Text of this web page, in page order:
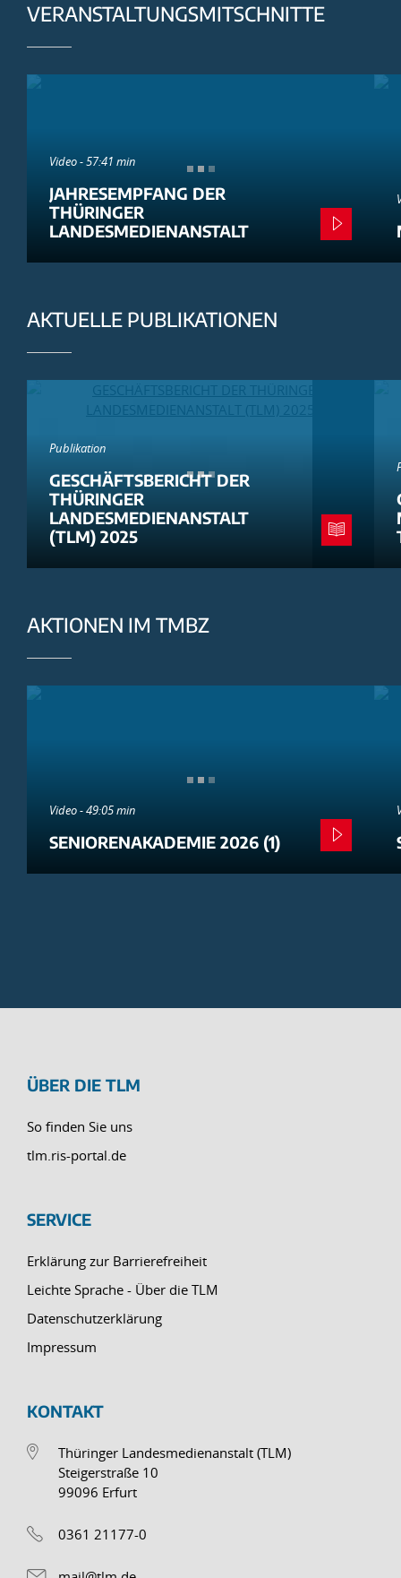
VERANSTALTUNGSMITSCHNITTE
Video - 57:41 min
JAHRESEMPFANG DER
THÜRINGER
LANDESMEDIENANSTALT
AKTUELLE PUBLIKATIONEN
Publikation
GESCHÄFTSBERICHT DER
THÜRINGER
LANDESMEDIENANSTALT
(TLM) 2025
AKTIONEN IM TMBZ
Video - 49:05 min
SENIORENAKADEMIE 2026 (1)
ÜBER DIE TLM
So finden Sie uns
tlm.ris-portal.de
SERVICE
Erklärung zur Barrierefreiheit
Leichte Sprache - Über die TLM
Datenschutzerklärung
Impressum
KONTAKT
Thüringer Landesmedienanstalt (TLM)
Steigerstraße 10
99096 Erfurt
0361 21177-0